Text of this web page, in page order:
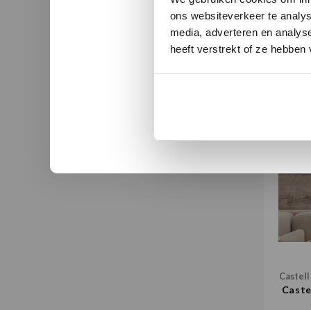
ons websiteverkeer te
media, adverteren en
heeft verstrekt of ze
Castell
Castell